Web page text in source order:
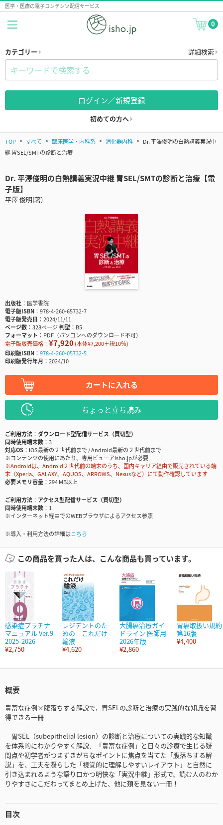
医学・医療の電子コンテンツ配信サービス
0
カテゴリー 詳細検索
ログイン／新規登録
初めての方へ
TOP すべて 臨床医学・内科系 消化器内科
Dr. 平澤俊明の白熱講義実況中
継 胃SEL/SMTの診断と治療
Dr. 平澤俊明の白熱講義実況中継 胃SEL/SMTの診断と治療【電
子版】
平澤 俊明(著)
出版社
医学書院
電子版ISBN
978-4-260-65732-7
電子版発売日
2024/11/11
ページ数
328ページ判型
B5
フォーマット
PDF（パソコンへのダウンロード不可）
電子版販売価格： ¥7,920(本体¥7,200＋税10％)
印刷版ISBN
978-4-260-05732-5
印刷版発行年月
2024/10
カートに入れる
ちょっと立ち読み
ご利用方法
ダウンロード型配信サービス（買切型）
同時使用端末数
3
対応OS
iOS最新の２世代前まで / Android最新の２世代前まで
※コンテンツの使用にあたり、専用ビューアisho.jpが必要
※Androidは、Android２世代前の端末のうち、国内キャリア経由で販売されている端
末（Xperia、GALAXY、AQUOS、ARROWS、Nexusなど）にて動作確認しています
必要メモリ容量
294 MB以上
ご利用方法
アクセス型配信サービス（買切型）
同時使用端末数
1
※インターネット経由でのWEBブラウザによるアクセス参照
※導入・利用方法の詳細はこちら
この商品を買った人は、こんな商品も買っています。
感染症プラチナ
マニュアル Ver.9
2025-2026
¥2,750
レジデントのた
めの これだけ
輸液
¥4,620
大腸癌治療ガイ
ドライン 医師用
2026年版
¥2,860
胃癌取扱い規約
第16版
¥4,400
概要
豊富な症例×腹落ちする解説で，胃SELの診断と治療の実践的な知識を習
得できる一冊
胃SEL（subepithelial lesion）の診断と治療についての実践的な知識
を体系的にわかりやすく解説．「豊富な症例」と日々の診療で生じる疑
問点や初学者がつまずきがちなポイントに焦点を当てた「腹落ちする解
説」を、工夫を凝らした「視覚的に理解しやすいレイアウト」と自然に
引き込まれるような語り口かつ明快な「実況中継」形式で、読む人のわか
りやすさにこだわってまとめ上げた、他に類を見ない一冊！
目次